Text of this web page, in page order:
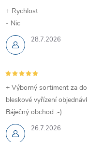
28.7.2026
+ Rychlost
- Nic
26.7.2026
+ Výborný sortiment za
bleskové vyřízení
Báječný obchod :-)